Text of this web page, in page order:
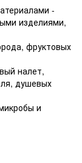
-
изделиями,
фруктовых
налет,
душевых
и